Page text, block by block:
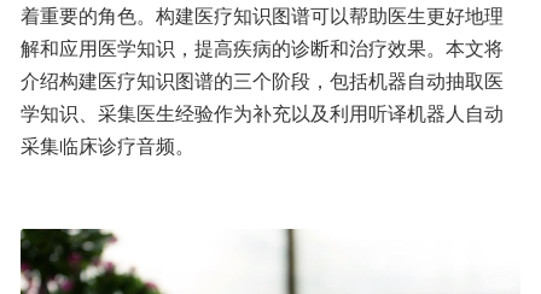
着重要的角色。构建医疗知识图谱可以帮助医生更好地理
解和应用医学知识，提高疾病的诊断和治疗效果。本文将
介绍构建医疗知识图谱的三个阶段，包括机器自动抽取医
学知识、采集医生经验作为补充以及利用听译机器人自动
采集临床诊疗音频。